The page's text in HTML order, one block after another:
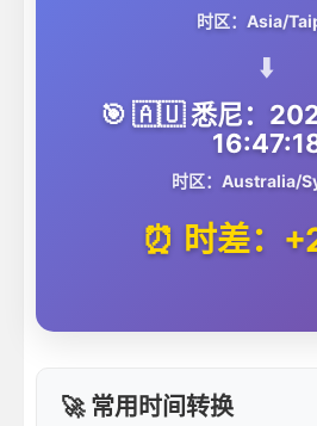
时区：Asia/
⬇️
🎯 🇦🇺 悉尼：
时区：Australia/
⏰ 时差：
🚀 常用时间转换